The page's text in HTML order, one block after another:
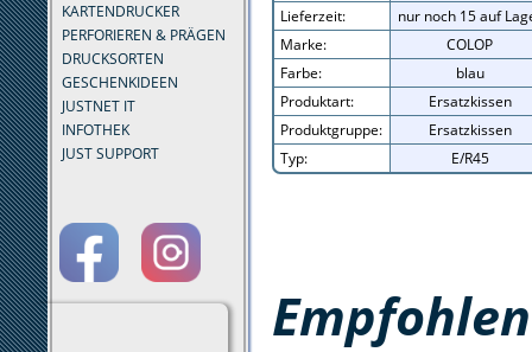
KARTENDRUCKER
PERFORIEREN & PRÄGEN
DRUCKSORTEN
GESCHENKIDEEN
JUSTNET IT
INFOTHEK
JUST SUPPORT
Lieferzeit:
nur noch 15 auf
Marke:
COLOP
Farbe:
blau
Produktart:
Ersatzkissen
Produktgruppe:
Ersatzkissen
Typ:
E/R45